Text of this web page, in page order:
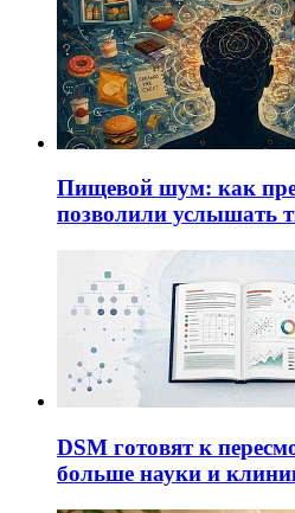
Пищевой шум: как
позволили услышать
DSM готовят к
больше науки и